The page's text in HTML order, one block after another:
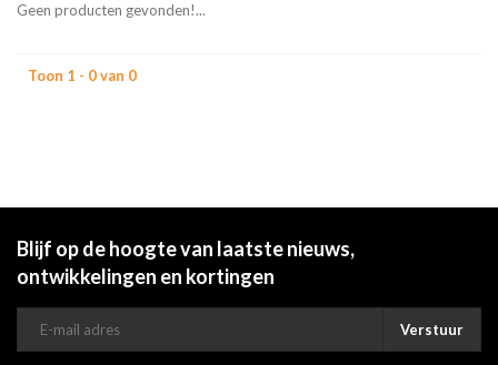
Geen producten gevonden!...
Toon 1 - 0 van 0
Blijf op de hoogte van laatste nieuws,
ontwikkelingen en kortingen
Verstuur